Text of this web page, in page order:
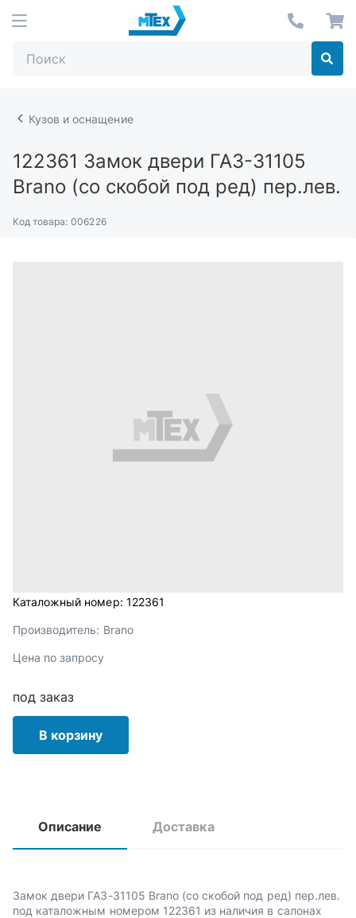
Кузов и оснащение
122361 Замок двери ГАЗ-31105
Brano (со скобой под ред) пер.лев.
Код товара: 006226
Каталожный номер: 122361
Производитель: Brano
Цена по запросу
под заказ
В корзину
Описание Доставка
Замок двери ГАЗ-31105 Brano (со скобой под ред) пер.лев.
под каталожным номером 122361 из наличия в салонах